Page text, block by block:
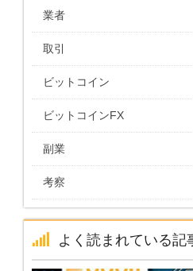
業者
取引
ビットコイン
ビットコインFX
副業
考察
よく読まれている記